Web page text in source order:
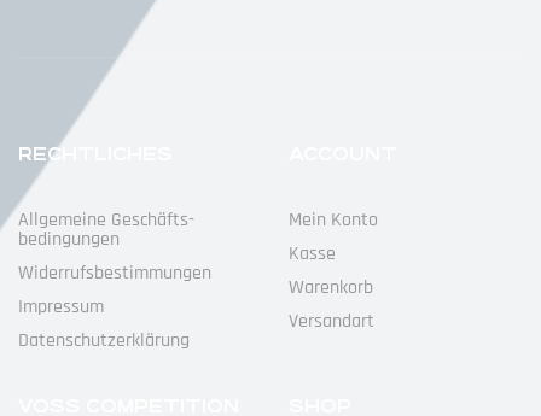
RECHTLICHES
Allgemeine Geschäfts­
Bedingungen
Widerrufs­bestimmungen
Impressum
Datenschutz­erklärung
Mein Konto
Kasse
Warenkorb
Versandart